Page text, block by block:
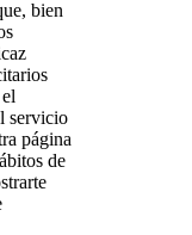
bien
servicio
página
de